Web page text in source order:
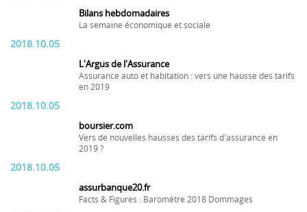
Bilans hebdomadaires
La semaine économique et sociale
2018.10.05
L'Argus de l'Assurance
Assurance auto et habitation : vers une hausse des tarifs
en 2019
2018.10.05
boursier.com
Vers de nouvelles hausses des tarifs d'assurance en
2019 ?
2018.10.05
assurbanque20.fr
Facts & Figures : Baromètre 2018 Dommages